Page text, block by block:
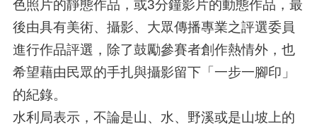
色照片的靜態作品，或3分鐘影片的動態作品，最
後由具有美術、攝影、大眾傳播專業之評選委員
進行作品評選，除了鼓勵參賽者創作熱情外，也
希望藉由民眾的手扎與攝影留下「一步一腳印」
的紀錄。
水利局表示，不論是山、水、野溪或是山坡上的